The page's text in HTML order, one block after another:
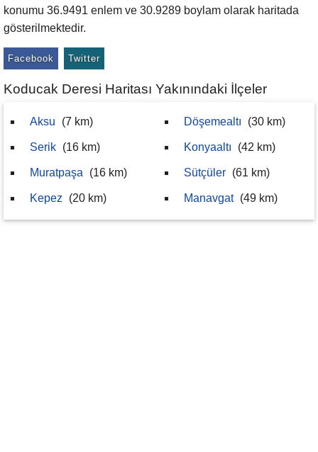
konumu 36.9491 enlem ve 30.9289 boylam olarak haritada
gösterilmektedir.
Facebook Twitter
Koducak Deresi Haritası Yakınındaki İlçeler
Aksu (7 km)
Serik (16 km)
Muratpaşa (16 km)
Kepez (20 km)
Döşemealtı (30 km)
Konyaaltı (42 km)
Sütçüler (61 km)
Manavgat (49 km)